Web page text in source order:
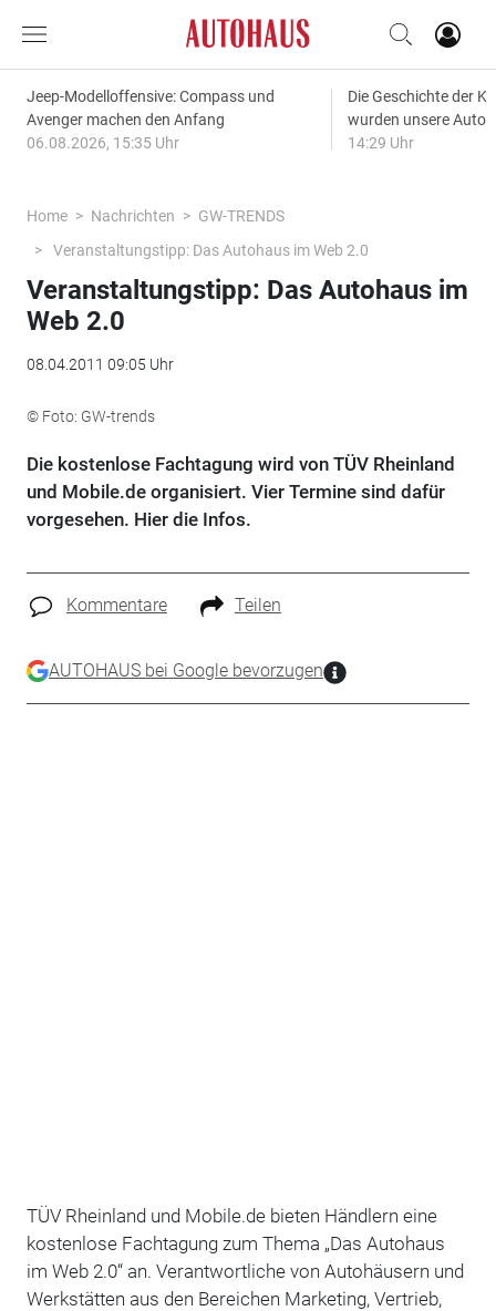
Jeep-Modelloffensive: Compass und
Avenger machen den Anfang
06.08.2026, 15:35 Uhr
Die Geschichte der
wurden unsere
14:29 Uhr
Home Nachrichten
GW-TRENDS
Veranstaltungstipp: Das Autohaus im Web 2.0
Veranstaltungstipp: Das Autohaus im
Web 2.0
08.04.2011 09:05 Uhr
© Foto: GW-trends
Die kostenlose Fachtagung wird von TÜV Rheinland
und Mobile.de organisiert. Vier Termine sind dafür
vorgesehen. Hier die Infos.
Kommentare Teilen
AUTOHAUS bei Google bevorzugen
TÜV Rheinland und Mobile.de bieten Händlern eine
kostenlose Fachtagung zum Thema „Das Autohaus
im Web 2.0“ an. Verantwortliche von Autohäusern und
Werkstätten aus den Bereichen Marketing, Vertrieb,